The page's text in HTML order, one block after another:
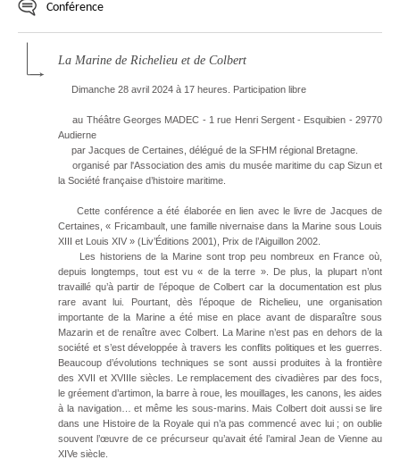
Conférence
La Marine de Richelieu et de Colbert
Dimanche 28 avril 2024 à 17 heures. Participation libre
au Théâtre Georges MADEC - 1 rue Henri Sergent - Esquibien - 29770
Audierne
par Jacques de Certaines, délégué de la SFHM régional Bretagne.
organisé par l'Association des amis du musée maritime du cap Sizun et
la Société française d’histoire maritime.
Cette conférence a été élaborée en lien avec le livre de Jacques de
Certaines, « Fricambault, une famille nivernaise dans la Marine sous Louis
XIII et Louis XIV » (Liv’Éditions 2001), Prix de l’Aiguillon 2002.
Les historiens de la Marine sont trop peu nombreux en France où,
depuis longtemps, tout est vu « de la terre ». De plus, la plupart n’ont
travaillé qu’à partir de l’époque de Colbert car la documentation est plus
rare avant lui. Pourtant, dès l’époque de Richelieu, une organisation
importante de la Marine a été mise en place avant de disparaître sous
Mazarin et de renaître avec Colbert. La Marine n’est pas en dehors de la
société et s’est développée à travers les conflits politiques et les guerres.
Beaucoup d’évolutions techniques se sont aussi produites à la frontière
des XVII et XVIIIe siècles. Le remplacement des civadières par des focs,
le gréement d’artimon, la barre à roue, les mouillages, les canons, les aides
à la navigation… et même les sous-marins. Mais Colbert doit aussi se lire
dans une Histoire de la Royale qui n’a pas commencé avec lui ; on oublie
souvent l’œuvre de ce précurseur qu’avait été l’amiral Jean de Vienne au
XIVe siècle.